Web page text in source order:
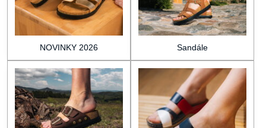
NOVINKY 2026 Sandále